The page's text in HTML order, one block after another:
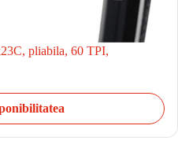
pliabila, 60 TPI,